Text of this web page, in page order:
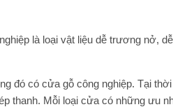
là loại vật liệu dễ trương nở,
đó có cửa gỗ công nghiệp. Tại
thanh. Mỗi loại cửa có những ưu